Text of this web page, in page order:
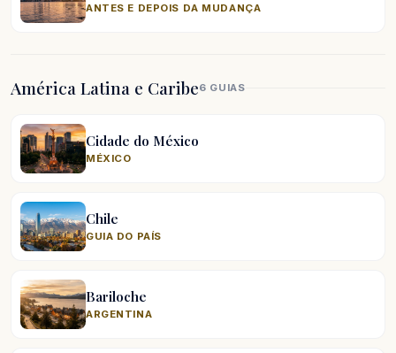
ANTES E DEPOIS DA MUDANÇA
América Latina e Caribe6 GUIAS
Cidade do México
MÉXICO
Chile
GUIA DO PAÍS
Bariloche
ARGENTINA